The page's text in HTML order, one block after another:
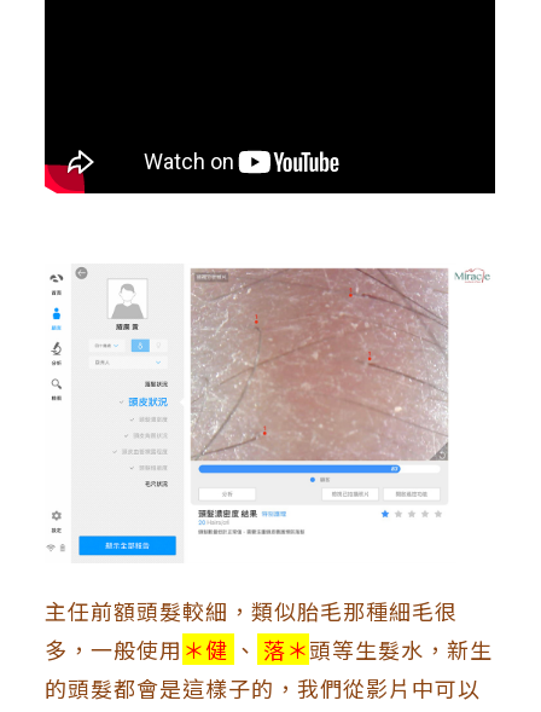
主任前額頭髮較細，類似胎毛那種細毛很
多，一般使用 ＊健 、 落＊頭等生髮水，新生
的頭髮都會是這樣子的，我們從影片中可以